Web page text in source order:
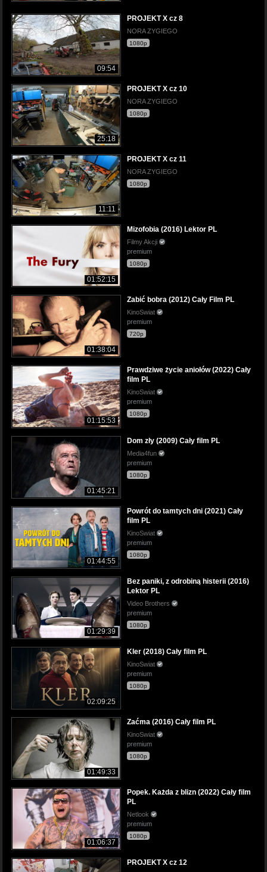
09:54
PROJEKT X cz 8
NORA ZYGIEGO
1080p
25:18
PROJEKT X cz 10
NORA ZYGIEGO
1080p
11:11
PROJEKT X cz 11
NORA ZYGIEGO
1080p
01:52:15
Mizofobia (2016) Lektor PL
Filmy Akcji
premium
1080p
01:38:04
Zabić bobra (2012) Cały Film PL
KinoSwiat
premium
720p
01:15:53
Prawdziwe życie aniołów (2022) Cały
film PL
KinoSwiat
premium
1080p
01:45:21
Dom zły (2009) Cały film PL
Media4fun
premium
1080p
01:44:55
Powrót do tamtych dni (2021) Cały
film PL
KinoSwiat
premium
1080p
01:29:39
Bez paniki, z odrobiną histerii (2016)
Lektor PL
Video Brothers
premium
1080p
02:09:25
Kler (2018) Cały film PL
KinoSwiat
premium
1080p
01:49:33
Zaćma (2016) Cały film PL
KinoSwiat
premium
1080p
01:06:37
Popek. Każda z blizn (2022) Cały film
PL
Netlook
premium
1080p
PROJEKT X cz 12